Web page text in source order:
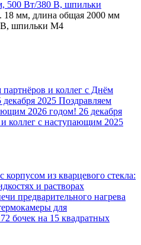
500 Вт/380 В, шпильки
18 мм, длина общая 2000 мм
В, шпильки М4
партнёров и коллег с Днём
декабря 2025 Поздравляем
2026 годом! 26 декабря
коллег с наступающим 2025
корпусом из кварцевого стекла:
и растворах
предварительного нагрева
для
бочек на 15 квадратных